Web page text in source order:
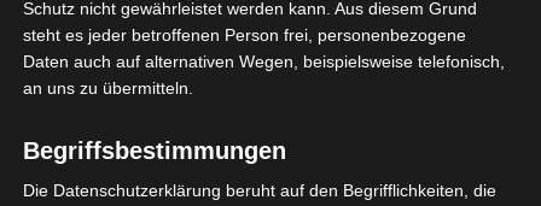
Schutz nicht gewährleistet werden kann. Aus diesem Grund
steht es jeder betroffenen Person frei, personenbezogene
Daten auch auf alternativen Wegen, beispielsweise telefonisch,
an uns zu übermitteln.
Begriffsbestimmungen
Die Datenschutzerklärung beruht auf den Begrifflichkeiten, die